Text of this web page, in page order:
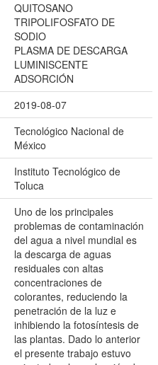
QUITOSANO
TRIPOLIFOSFATO DE
SODIO
PLASMA DE DESCARGA
LUMINISCENTE
ADSORCIÓN
2019-08-07
Tecnológico Nacional de
México
Instituto Tecnológico de
Toluca
Uno de los principales
problemas de contaminación
del agua a nivel mundial es
la descarga de aguas
residuales con altas
concentraciones de
colorantes, reduciendo la
penetración de la luz e
inhibiendo la fotosíntesis de
las plantas. Dado lo anterior
el presente trabajo estuvo